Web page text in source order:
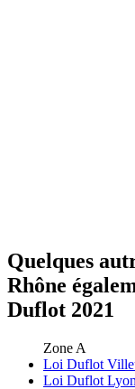
Quelques
Rhône
Duflot 2021
Zone A
Loi Duflot
Loi Duflot